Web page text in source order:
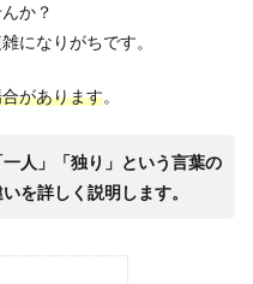
か？
になりがちです。
があります。
人」「独り」という言葉の
を詳しく説明します。